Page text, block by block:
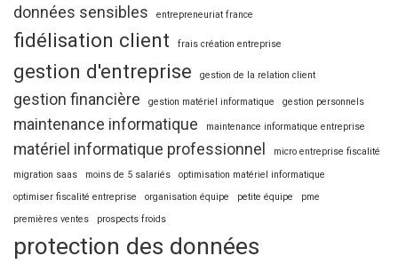
données sensibles entrepreneuriat france
fidélisation client frais création entreprise
gestion d'entreprise gestion de la relation client
gestion financière gestion matériel informatique gestion personnels
maintenance informatique maintenance informatique entreprise
matériel informatique professionnel
micro entreprise fiscalité
migration saas
moins de 5 salariés
optimisation matériel informatique
optimiser fiscalité entreprise
organisation équipe petite équipe
pme
premières ventes
prospects froids
protection des données